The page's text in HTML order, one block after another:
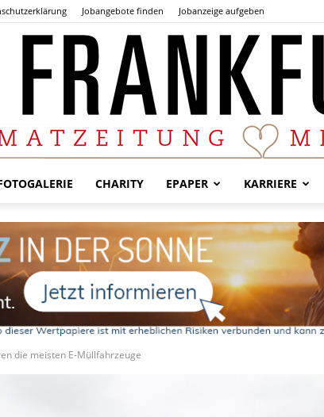
Jobangebote finden Jobanzeige aufgeben
Frankfurter
CHARITY EPAPER KARRIERE
die meisten E-Müllfahrzeuge